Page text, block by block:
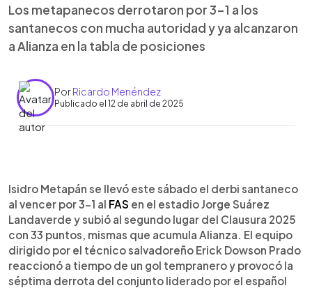
Los metapanecos derrotaron por 3-1 a los
santanecos con mucha autoridad y ya alcanzaron
a Alianza en la tabla de posiciones
PorRicardo Menéndez
Publicado el 12 de abril de 2025
► Escuchar artículo
Isidro Metapán se llevó este sábado el derbi santaneco
al vencer por 3-1 al FAS en el estadio Jorge Suárez
Landaverde y subió al segundo lugar del Clausura 2025
con 33 puntos, mismas que acumula Alianza. El equipo
dirigido por el técnico salvadoreño Erick Dowson Prado
reaccionó a tiempo de un gol tempranero y provocó la
séptima derrota del conjunto liderado por el español